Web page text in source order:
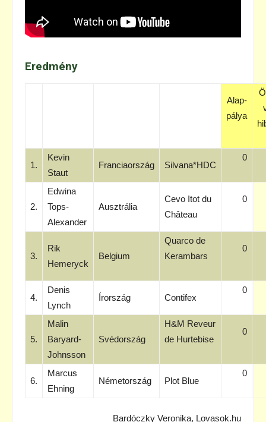
Eredmény
Alap-
pálya
1.
Kevin
Staut
Franciaország Silvana*HDC
0
2.
Edwina
Tops-
Alexander
Ausztrália
Cevo Itot du
Château
0
3.
Rik
Hemeryck
Belgium
Quarco de
Kerambars
0
4.
Denis
Lynch
Írország Contifex
0
5.
Malin
Baryard-
Johnsson
Svédország
H&M Reveur
de Hurtebise
0
6.
Marcus
Ehning
Németország Plot Blue
0
Bardóczky Veronika, Lovasok.hu